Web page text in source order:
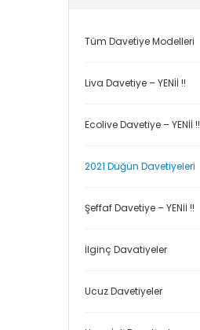
Tüm Davetiye Modelleri
Liva Davetiye – YENİİ !!
Ecolive Davetiye – YENİİ !!
2021 Düğün Davetiyeleri
Şeffaf Davetiye – YENİİ !!
İlginç Davatiyeler
Ucuz Davetiyeler